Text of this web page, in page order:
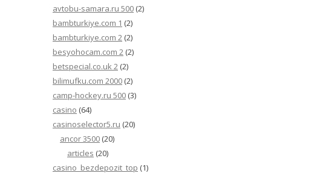
avtobu-samara.ru 500 (2)
bambturkiye.com 1 (2)
bambturkiye.com 2 (2)
besyohocam.com 2 (2)
betspecial.co.uk 2 (2)
bilimufku.com 2000 (2)
camp-hockey.ru 500 (3)
casino (64)
casinoselector5.ru (20)
ancor 3500 (20)
articles (20)
casino_bezdepozit_top (1)